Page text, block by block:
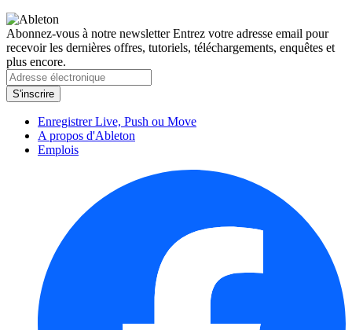
Abonnez-vous à notre newsletterEntrez votre adresse email pour
recevoir les dernières offres, tutoriels, téléchargements, enquêtes et
plus encore.
Enregistrer Live, Push ou Move
A propos d'Ableton
Emplois